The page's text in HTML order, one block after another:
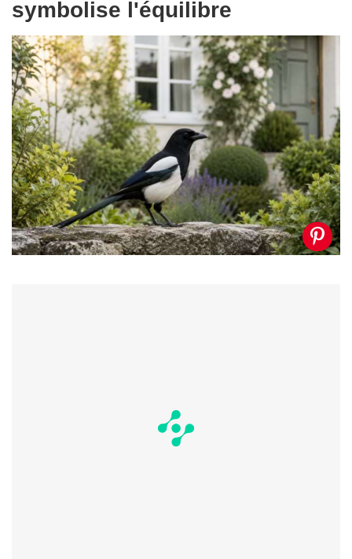
symbolise l'équilibre